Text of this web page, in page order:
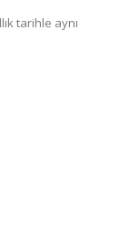
tarihle aynı